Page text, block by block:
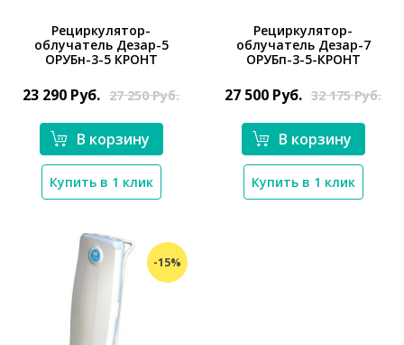
*}
Рециркулятор-
облучатель Дезар-5
ОРУБн-3-5 КРОНТ
23 290 Руб. 27 250Руб.
В корзину
Купить в 1 клик
*}
Рециркулятор-
облучатель Дезар-7
ОРУБп-3-5-КРОНТ
27 500 Руб. 32 175Руб.
В корзину
Купить в 1 клик
-15%